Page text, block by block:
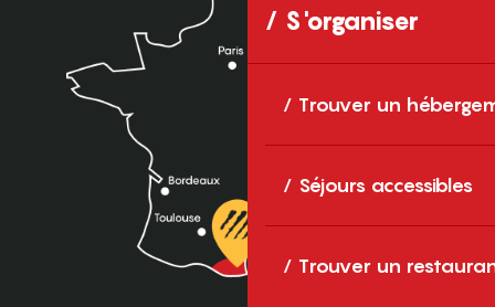
S'organiser
Trouver un
Séjours accessibles
Trouver un